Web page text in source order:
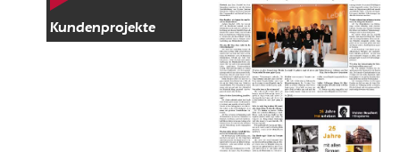
Kundenprojekte